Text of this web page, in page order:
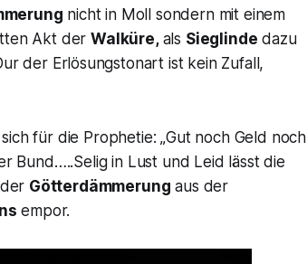
nicht in Moll sondern mit einem
Akt derWalküre, als Sieglinde dazu
der Erlösungstonart ist kein Zufall,
für die Prophetie: „Gut noch Geld noch
Bund…..Selig in Lust und Leid lässt die
Götterdämmerung aus der
empor.